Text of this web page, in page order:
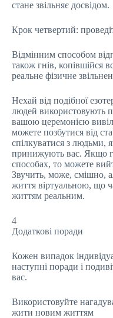
стане звільняє досвідом.
Крок четвертий:
Відмінним способом
також гнів, копівшійся
реальне фізичне
Нехай від подібної
людей використовують
вашою церемонією
можете позбутися від
спілкуватися з людьми,
принижують вас. Якщо
способах, то можете
Звучить, може, смішно,
життя віртуальною, що
життям реальним.
4
Додаткові поради
Кожен випадок
наступні поради і
вас.
Використовуйте
жити новим життям